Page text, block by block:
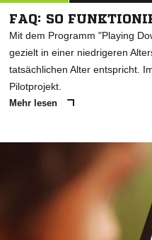
FAQ: SO
Mit dem Programm "Playing
gezielt in einer niedrigeren
tatsächlichen Alter entspricht.
Pilotprojekt.
Mehr lesen